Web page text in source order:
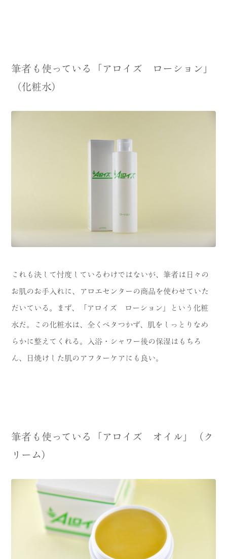
筆者も使っている「アロイズ ローション」
（化粧水）
これも決して忖度しているわけではないが、筆者は日々の
お肌のお手入れに、アロエセンターの商品を使わせていた
だいている。まず、「アロイズ ローション」という化粧
水だ。この化粧水は、全くベタつかず、肌をしっとりなめ
らかに整えてくれる。入浴・シャワー後の保湿はもちろ
ん、日焼けした肌のアフターケアにも良い。
筆者も使っている「アロイズ オイル」（ク
リーム）